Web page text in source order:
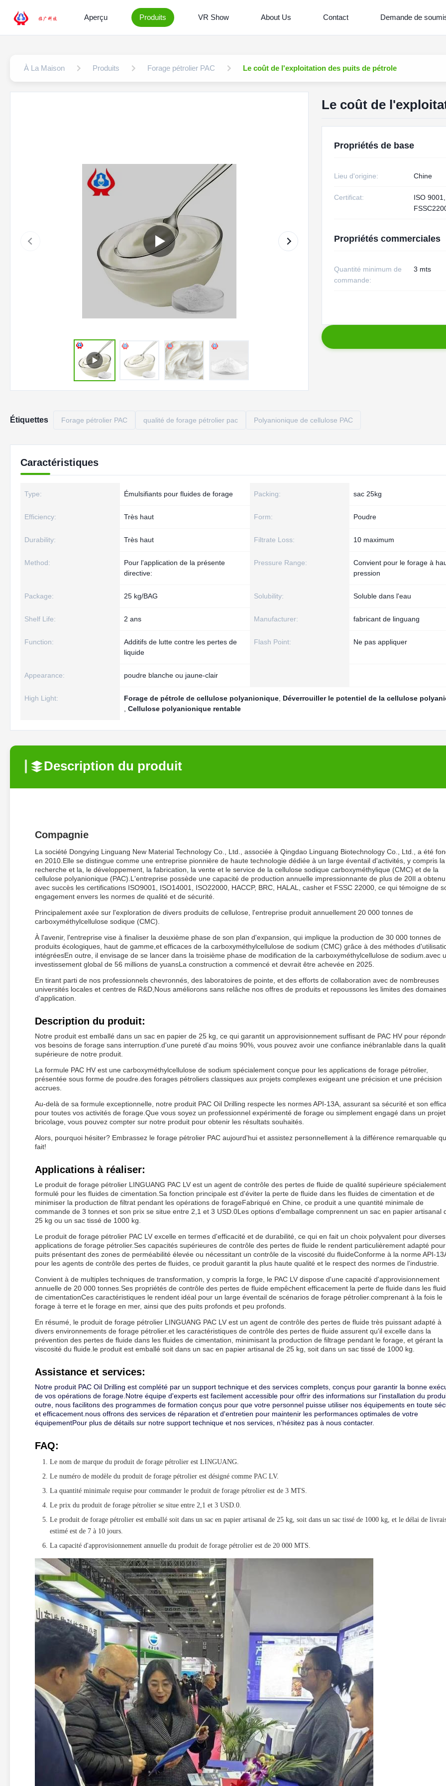
Aperçu Produits VR Show About Us Contact Demande de
À La Maison Produits Forage pétrolier PAC Le coût de l'exploitation des puits de pétrole
Le coût de
Propriétés de base
Lieu d'origine: Chine
Certificat:
ISO
Propriétés commerciales
Quantité minimum de
commande:
3 mts
Étiquettes Forage pétrolier PAC qualité de forage pétrolier pac Polyanionique de cellulose PAC
Caractéristiques
Type: Émulsifiants pour fluides de forage Packing: sac 25kg
Efficiency: Très haut Form: Poudre
Durability: Très haut Filtrate Loss: 10 maximum
Method:
Pour l'application de la présente
directive:
Pressure Range:
Convient pour le forage à
pression
Package: 25 kg/BAG Solubility: Soluble dans l'eau
Shelf Life: 2 ans Manufacturer: fabricant de linguang
Function:
Additifs de lutte contre les pertes de
liquide
Flash Point: Ne pas appliquer
Appearance: poudre blanche ou jaune-clair
High Light: Forage de pétrole de cellulose polyanionique Déverrouiller le potentiel de la cellulose
Cellulose polyanionique rentable
Description du produit
Compagnie
La société Dongying Linguang New Material Technology Co., Ltd., associée à Qingdao Linguang Biotechnology Co., Ltd., a été
en 2010.Elle se distingue comme une entreprise pionnière de haute technologie dédiée à un large éventail d'activités, y compris la
recherche et la, le développement, la fabrication, la vente et le service de la cellulose sodique carboxyméthylique (CMC) et de la
cellulose polyanionique (PAC).L'entreprise possède une capacité de production annuelle impressionnante de plus de 20Il a obtenu
avec succès les certifications ISO9001, ISO14001, ISO22000, HACCP, BRC, HALAL, casher et FSSC 22000, ce qui témoigne de
engagement envers les normes de qualité et de sécurité.
Principalement axée sur l'exploration de divers produits de cellulose, l'entreprise produit annuellement 20 000 tonnes de
carboxyméthylcellulose sodique (CMC).
À l'avenir, l'entreprise vise à finaliser la deuxième phase de son plan d'expansion, qui implique la production de 30 000 tonnes de
produits écologiques, haut de gamme,et efficaces de la carboxyméthylcellulose de sodium (CMC) grâce à des méthodes
intégréesEn outre, il envisage de se lancer dans la troisième phase de modification de la carboxyméthylcellulose de sodium.avec
investissement global de 56 millions de yuansLa construction a commencé et devrait être achevée en 2025.
En tirant parti de nos professionnels chevronnés, des laboratoires de pointe, et des efforts de collaboration avec de nombreuses
universités locales et centres de R&D,Nous améliorons sans relâche nos offres de produits et repoussons les limites des domaines
d'application.
Description du produit:
Notre produit est emballé dans un sac en papier de 25 kg, ce qui garantit un approvisionnement suffisant de PAC HV pour
vos besoins de forage sans interruption.d'une pureté d'au moins 90%, vous pouvez avoir une confiance inébranlable dans la
supérieure de notre produit.
La formule PAC HV est une carboxyméthylcellulose de sodium spécialement conçue pour les applications de forage pétrolier,
présentée sous forme de poudre.des forages pétroliers classiques aux projets complexes exigeant une précision et une précision
accrues.
Au-delà de sa formule exceptionnelle, notre produit PAC Oil Drilling respecte les normes API-13A, assurant sa sécurité et son
pour toutes vos activités de forage.Que vous soyez un professionnel expérimenté de forage ou simplement engagé dans un
bricolage, vous pouvez compter sur notre produit pour obtenir les résultats souhaités.
Alors, pourquoi hésiter? Embrassez le forage pétrolier PAC aujourd'hui et assistez personnellement à la différence remarquable
fait!
Applications à réaliser:
Le produit de forage pétrolier LINGUANG PAC LV est un agent de contrôle des pertes de fluide de qualité supérieure spécialement
formulé pour les fluides de cimentation.Sa fonction principale est d'éviter la perte de fluide dans les fluides de cimentation et de
minimiser la production de filtrat pendant les opérations de forageFabriqué en Chine, ce produit a une quantité minimale de
commande de 3 tonnes et son prix se situe entre 2,1 et 3 USD.0Les options d'emballage comprennent un sac en papier artisanal
25 kg ou un sac tissé de 1000 kg.
Le produit de forage pétrolier PAC LV excelle en termes d'efficacité et de durabilité, ce qui en fait un choix polyvalent pour diverses
applications de forage pétrolier.Ses capacités supérieures de contrôle des pertes de fluide le rendent particulièrement adapté
puits présentant des zones de perméabilité élevée ou nécessitant un contrôle de la viscosité du fluideConforme à la norme API-
pour les agents de contrôle des pertes de fluides, ce produit garantit la plus haute qualité et le respect des normes de l'industrie.
Convient à de multiples techniques de transformation, y compris la forge, le PAC LV dispose d'une capacité d'approvisionnement
annuelle de 20 000 tonnes.Ses propriétés de contrôle des pertes de fluide empêchent efficacement la perte de fluide dans les
de cimentationCes caractéristiques le rendent idéal pour un large éventail de scénarios de forage pétrolier.comprenant à la fois le
forage à terre et le forage en mer, ainsi que des puits profonds et peu profonds.
En résumé, le produit de forage pétrolier LINGUANG PAC LV est un agent de contrôle des pertes de fluide très puissant adapté à
divers environnements de forage pétrolier.et les caractéristiques de contrôle des pertes de fluide assurent qu'il excelle dans la
prévention des pertes de fluide dans les fluides de cimentation, minimisant la production de filtrage pendant le forage, et gérant la
viscosité du fluide.le produit est emballé soit dans un sac en papier artisanal de 25 kg, soit dans un sac tissé de 1000 kg.
Assistance et services:
Notre produit PAC Oil Drilling est complété par un support technique et des services complets, conçus pour garantir la bonne
de vos opérations de forage.Notre équipe d'experts est facilement accessible pour offrir des informations sur l'installation du
outre, nous facilitons des programmes de formation conçus pour que votre personnel puisse utiliser nos équipements en toute
et efficacement.nous offrons des services de réparation et d'entretien pour maintenir les performances optimales de votre
équipementPour plus de détails sur notre support technique et nos services, n'hésitez pas à nous contacter.
FAQ:
Le nom de marque du produit de forage pétrolier est LINGUANG.
Le numéro de modèle du produit de forage pétrolier est désigné comme PAC LV.
La quantité minimale requise pour commander le produit de forage pétrolier est de 3 MTS.
Le prix du produit de forage pétrolier se situe entre 2,1 et 3 USD.0.
Le produit de forage pétrolier est emballé soit dans un sac en papier artisanal de 25 kg, soit dans un sac tissé de 1000 kg, et le délai de
estimé est de 7 à 10 jours.
La capacité d'approvisionnement annuelle du produit de forage pétrolier est de 20 000 MTS.